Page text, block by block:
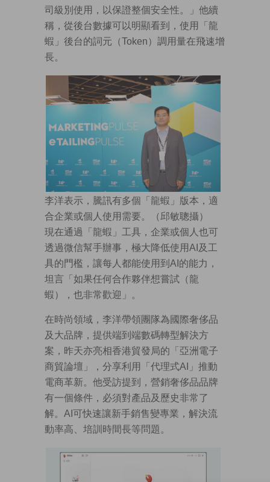
司級別使用，以保證整個安全性。」他續
稱，從後台數據可以明顯看到，使用「龍
蝦」後台的詞元（Token）調用量在飛速增
長。
李洋表示，騰訊有多個「龍蝦」版本，適
合企業或個人使用需要。（邱敏聰攝）
現在通過「龍蝦」工具，企業或個人也可
透過微信幫手辦事，極大降低使用AI及工
具的門檻，讓每人都能使用到AI的能力，
坦言「如果任何合作夥伴想嘗試（龍
蝦），也非常歡迎」。
在時尚領域，李洋帶領團隊為國際奢侈品
及大品牌，提供端到端數碼轉型解決方
案，昨天亦亮相香港貿發局的「亞洲電子
商貿論壇」，分享利用「代理式AI」推動
電商革新。他受訪提到，營銷奢侈品品牌
有一個條件，必須對產品及歷史非常了
解。AI可快速讓新手銷售變專業，解決流
動率高、培訓時間長等問題。